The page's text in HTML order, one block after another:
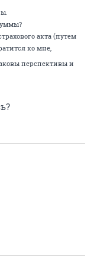
акта (путем
ко мне,
перспективы и